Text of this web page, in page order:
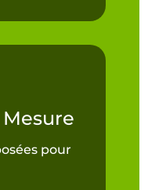
pour